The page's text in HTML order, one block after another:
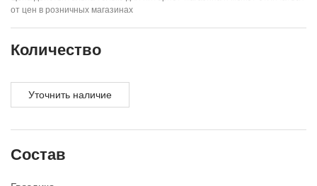
от цен в розничных магазинах
Количество
Уточнить наличие
Состав